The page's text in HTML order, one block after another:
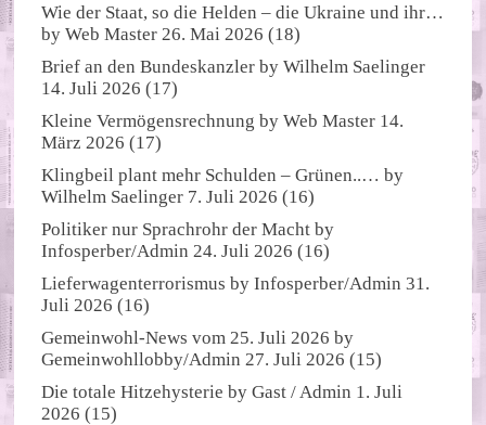
Wie der Staat, so die Helden – die Ukraine und ihr…
byWeb Master 26. Mai 2026 (18)
Brief an den Bundeskanzler byWilhelm Saelinger
14. Juli 2026 (17)
Kleine Vermögensrechnung byWeb Master 14.
März 2026 (17)
Klingbeil plant mehr Schulden – Grünen..… by
Wilhelm Saelinger 7. Juli 2026 (16)
Politiker nur Sprachrohr der Macht by
Infosperber/Admin 24. Juli 2026 (16)
Lieferwagenterrorismus byInfosperber/Admin 31.
Juli 2026 (16)
Gemeinwohl-News vom 25. Juli 2026 by
Gemeinwohllobby/Admin 27. Juli 2026 (15)
Die totale Hitzehysterie byGast / Admin 1. Juli
2026 (15)